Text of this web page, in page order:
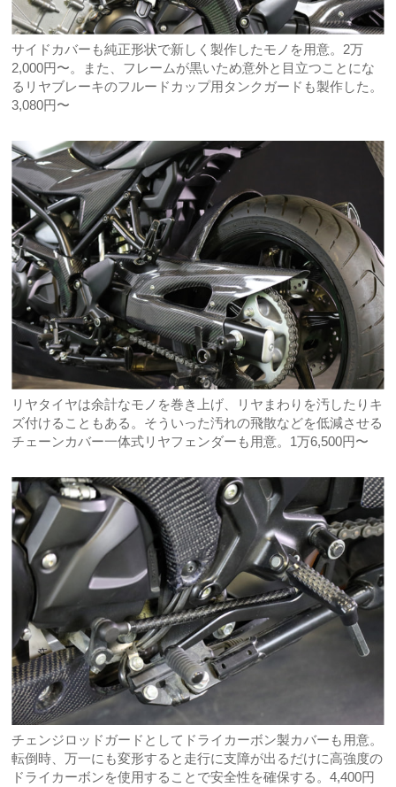
サイドカバーも純正形状で新しく製作したモノを用意。2万
2,000円〜。また、フレームが黒いため意外と目立つことにな
るリヤブレーキのフルードカップ用タンクガードも製作した。
3,080円〜
リヤタイヤは余計なモノを巻き上げ、リヤまわりを汚したりキ
ズ付けることもある。そういった汚れの飛散などを低減させる
チェーンカバー一体式リヤフェンダーも用意。1万6,500円〜
チェンジロッドガードとしてドライカーボン製カバーも用意。
転倒時、万一にも変形すると走行に支障が出るだけに高強度の
ドライカーボンを使用することで安全性を確保する。4,400円